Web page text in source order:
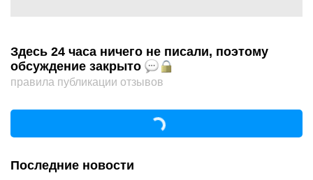
Здесь 24 часа ничего не писали, поэтому
обсуждение закрыто
правила публикации отзывов
Последние новости